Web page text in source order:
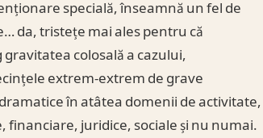
specială, înseamnă un fel de
da, tristețe mai ales pentru că
colosală a cazului,
extrem-extrem de grave
în atâtea domenii de activitate,
financiare, juridice, sociale și nu numai.